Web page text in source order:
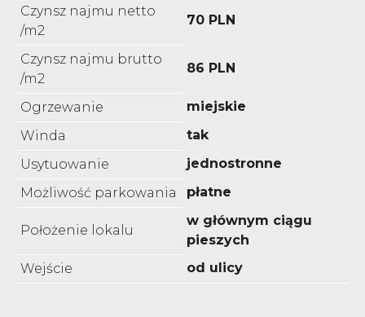
Czynsz najmu netto
/m2
70 PLN
Czynsz najmu brutto
/m2
86 PLN
Ogrzewanie
miejskie
Winda
tak
Usytuowanie
jednostronne
Możliwość parkowania
płatne
Położenie lokalu
w głównym ciągu
pieszych
Wejście
od ulicy